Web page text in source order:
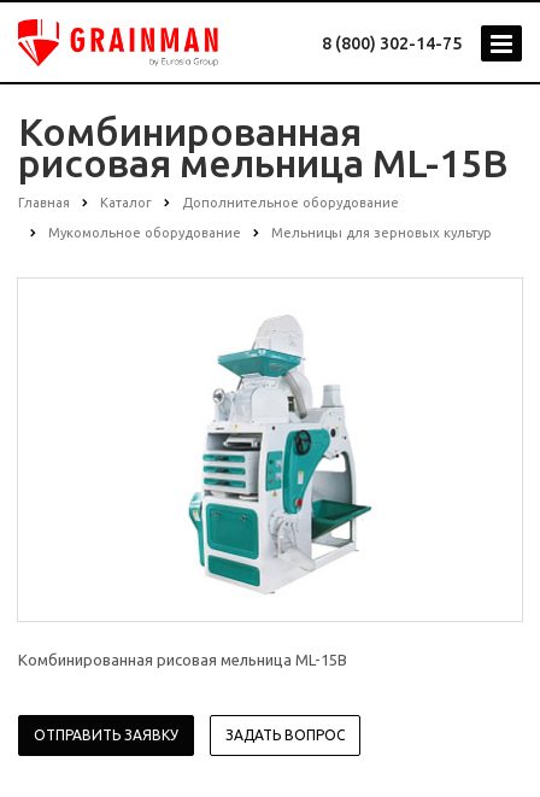
8 (800) 302-14-75
Комбинированная
рисовая мельница ML-15B
Главная Каталог Дополнительное оборудование
Мукомольное оборудование Мельницы для зерновых культур
Комбинированная рисовая мельница ML-15B
ОТПРАВИТЬ ЗАЯВКУ ЗАДАТЬ ВОПРОС